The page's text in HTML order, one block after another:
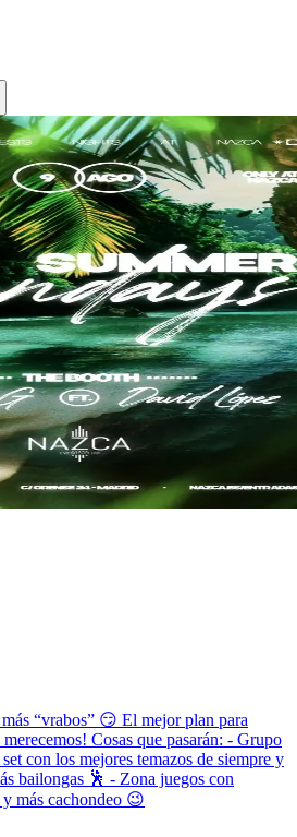
“vrabos” 😏 El mejor plan para
Cosas que pasarán: - Grupo
con los mejores temazos de siempre y
bailongas 🕺 - Zona juegos con
más cachondeo 😉